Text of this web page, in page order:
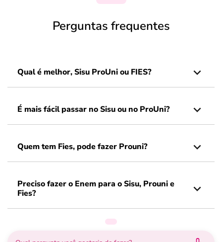
Perguntas frequentes
Qual é melhor, Sisu ProUni ou FIES?
É mais fácil passar no Sisu ou no ProUni?
Quem tem Fies, pode fazer Prouni?
Preciso fazer o Enem para o Sisu, Prouni e
Fies?